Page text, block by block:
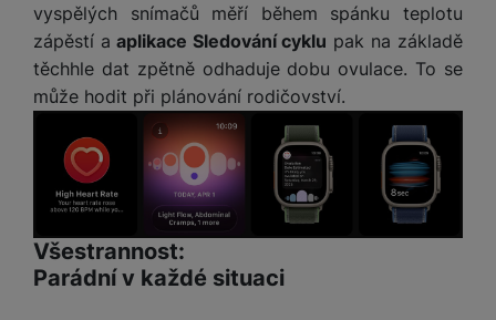
vyspělých snímačů měří během spánku teplotu
zápěstí a aplikace Sledování cyklu pak na základě
těchhle dat zpětně odhaduje dobu ovulace. To se
může hodit při plánování rodičovství.
Všestrannost:
Parádní v každé situaci